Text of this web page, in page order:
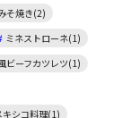
そ焼き(2)
ミネストローネ(1)
ビーフカツレツ(1)
キシコ料理(1)